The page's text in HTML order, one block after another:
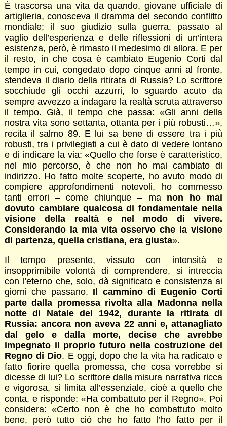
È trascorsa una vita da quando, giovane ufficiale di
artiglieria, conosceva il dramma del secondo conflitto
mondiale; il suo giudizio sulla guerra, passato al
vaglio dell’esperienza e delle riflessioni di un’intera
esistenza, però, è rimasto il medesimo di allora. E per
il resto, in che cosa è cambiato Eugenio Corti dal
tempo in cui, congedato dopo cinque anni al fronte,
stendeva il diario della ritirata di Russia? Lo scrittore
socchiude gli occhi azzurri, lo sguardo acuto da
sempre avvezzo a indagare la realtà scruta attraverso
il tempo. Già, il tempo che passa: «Gli anni della
nostra vita sono settanta, ottanta per i più robusti…»,
recita il salmo 89. E lui sa bene di essere tra i più
robusti, tra i privilegiati a cui è dato di vedere lontano
e di indicare la via: «Quello che forse è caratteristico,
nel mio percorso, è che non ho mai cambiato di
indirizzo. Ho fatto molte scoperte, ho avuto modo di
compiere approfondimenti notevoli, ho commesso
tanti errori – come chiunque – ma non ho mai
dovuto cambiare qualcosa di fondamentale nella
visione della realtà e nel modo di vivere.
Considerando la mia vita osservo che la visione
di partenza, quella cristiana, era giusta».
Il tempo presente, vissuto con intensità e
insopprimibile volontà di comprendere, si intreccia
con l’eterno che, solo, dà significato e consistenza ai
giorni che passano. Il cammino di Eugenio Corti
parte dalla promessa rivolta alla Madonna nella
notte di Natale del 1942, durante la ritirata di
Russia: ancora non aveva 22 anni e, attanagliato
dal gelo e dalla morte, decise che avrebbe
impegnato il proprio futuro nella costruzione del
Regno di Dio. E oggi, dopo che la vita ha radicato e
fatto fiorire quella promessa, che cosa vorrebbe si
dicesse di lui? Lo scrittore dalla misura narrativa ricca
e vigorosa, si limita all’essenziale, cioè a quello che
conta, e risponde: «Ha combattuto per il Regno». Poi
considera: «Certo non è che ho combattuto molto
bene, però tutto ciò che ho fatto l’ho fatto per il